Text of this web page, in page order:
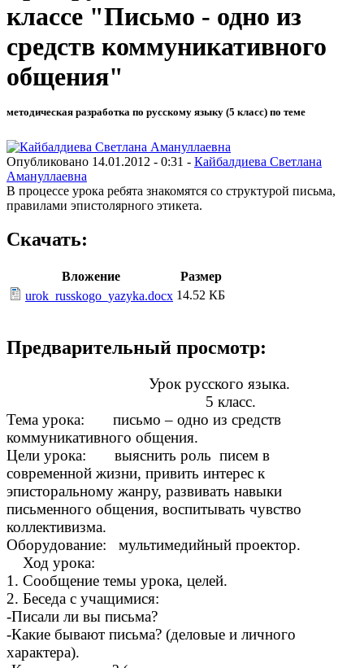
классе "Письмо - одно из
средств коммуникативного
общения"
методическая разработка по русскому языку (5 класс) по теме
Опубликовано 14.01.2012 - 0:31 - Кайбалдиева Светлана
Амануллаевна
В процессе урока ребята знакомятся со структурой письма,
правилами эпистолярного этикета.
Скачать:
Вложение
Размер
urok_russkogo_yazyka.docx 14.52 КБ
Предварительный просмотр:
Урок русского языка.
5 класс.
Тема урока: письмо – одно из средств
коммуникативного общения.
Цели урока: выяснить роль писем в
современной жизни, привить интерес к
эписторальному жанру, развивать навыки
письменного общения, воспитывать чувство
коллективизма.
Оборудование: мультимедийный проектор.
Ход урока:
1. Сообщение темы урока, целей.
2. Беседа с учащимися:
-Писали ли вы письма?
-Какие бывают письма? (деловые и личного
характера).